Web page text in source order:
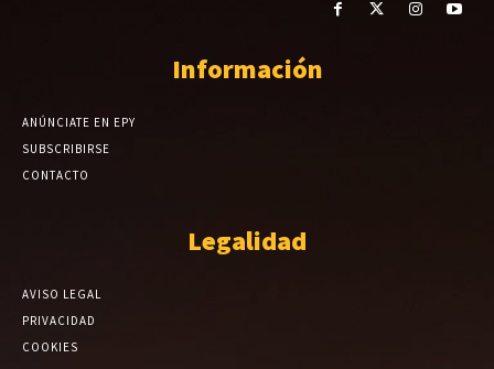
Información
ANÚNCIATE EN EPY
SUBSCRIBIRSE
CONTACTO
Legalidad
AVISO LEGAL
PRIVACIDAD
COOKIES